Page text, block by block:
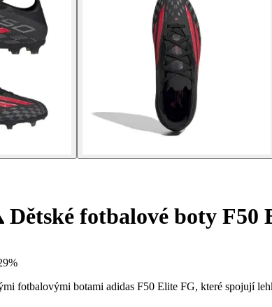
Dětské fotbalové boty F50
fotbalovými botami adidas F50 Elite FG, které spojují